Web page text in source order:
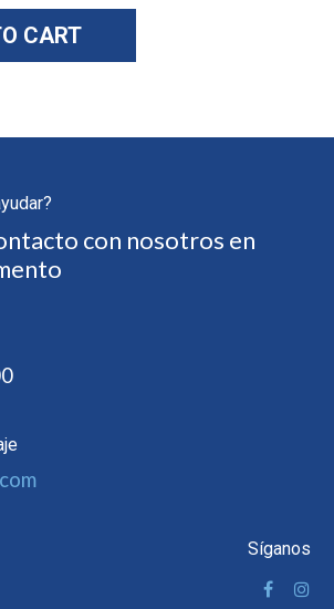
CART
con nosotros en
Síganos